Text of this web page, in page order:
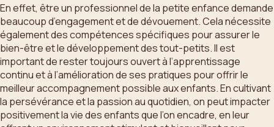
En effet, être un professionnel de la petite enfance demande
beaucoup d’engagement et de dévouement. Cela nécessite
également des compétences spécifiques pour assurer le
bien-être et le développement des tout-petits. Il est
important de rester toujours ouvert à l’apprentissage
continu et à l’amélioration de ses pratiques pour offrir le
meilleur accompagnement possible aux enfants. En cultivant
la persévérance et la passion au quotidien, on peut impacter
positivement la vie des enfants que l’on encadre, en leur